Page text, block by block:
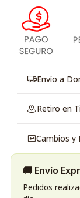
son vainilla y
Envío a
Retiro en
Cambios y
🚚 Envío
Pedidos